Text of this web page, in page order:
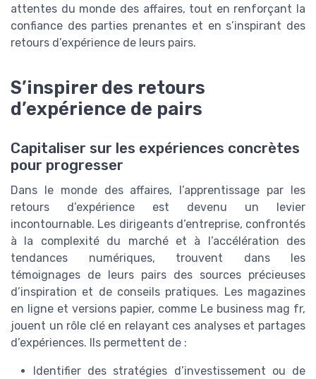
attentes du monde des affaires, tout en renforçant la
confiance des parties prenantes et en s’inspirant des
retours d’expérience de leurs pairs.
S’inspirer des retours
d’expérience de pairs
Capitaliser sur les expériences concrètes
pour progresser
Dans le monde des affaires, l’apprentissage par les
retours d’expérience est devenu un levier
incontournable. Les dirigeants d’entreprise, confrontés
à la complexité du marché et à l’accélération des
tendances numériques, trouvent dans les
témoignages de leurs pairs des sources précieuses
d’inspiration et de conseils pratiques. Les magazines
en ligne et versions papier, comme Le business mag fr,
jouent un rôle clé en relayant ces analyses et partages
d’expériences. Ils permettent de :
Identifier des stratégies d’investissement ou de